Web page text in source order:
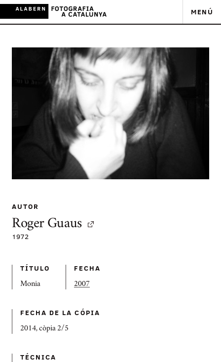
MENÚ
AUTOR
Roger Guaus
1972
TÍTULO
Monia
FECHA
2007
FECHA DE LA CÓPIA
2014, còpia 2/5
TÉCNICA